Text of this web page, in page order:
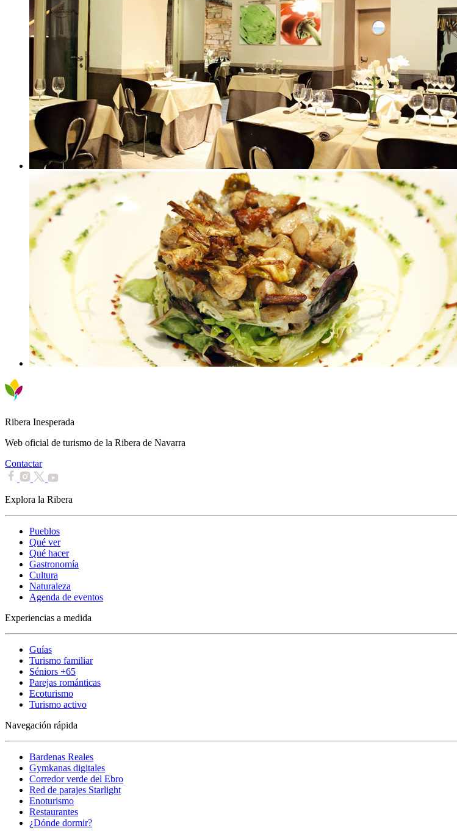
Ribera Inesperada
Web oficial de turismo de la Ribera de Navarra
Contactar
Explora la Ribera
Pueblos
Qué ver
Qué hacer
Gastronomía
Cultura
Naturaleza
Agenda de eventos
Experiencias a medida
Guías
Turismo familiar
Séniors +65
Parejas románticas
Ecoturismo
Turismo activo
Navegación rápida
Bardenas Reales
Gymkanas digitales
Corredor verde del Ebro
Red de parajes Starlight
Enoturismo
Restaurantes
¿Dónde dormir?